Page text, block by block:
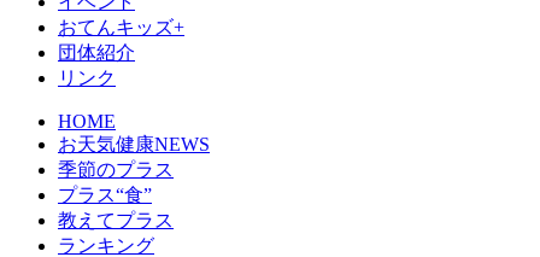
おてんキッズ+
団体紹介
リンク
HOME
お天気健康NEWS
季節のプラス
プラス“食”
教えてプラス
ランキング